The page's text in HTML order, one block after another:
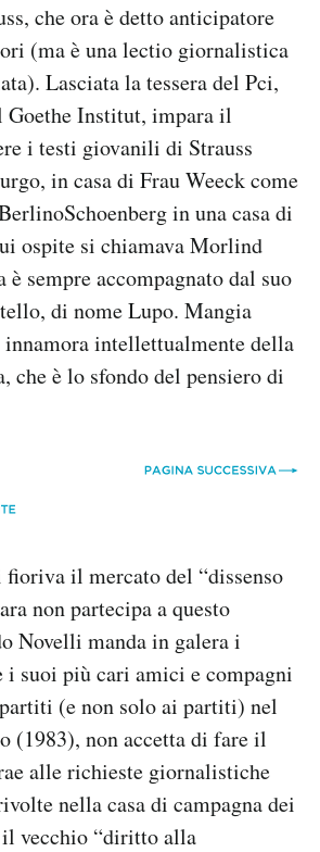
che ora è detto anticipatore
(ma è una lectio giornalistica
Lasciata la tessera del Pci,
Goethe Institut, impara il
i testi giovanili di Strauss
in casa di Frau Weeck come
in una casa di
ospite si chiamava Morlind
è sempre accompagnato dal suo
di nome Lupo. Mangia
intellettualmente della
che è lo sfondo del pensiero di
il mercato del “dissenso
non partecipa a questo
Novelli manda in galera i
i suoi più cari amici e compagni
(e non solo ai partiti) nel
(1983), non accetta di fare il
alle richieste giornalistiche
nella casa di campagna dei
vecchio “diritto alla